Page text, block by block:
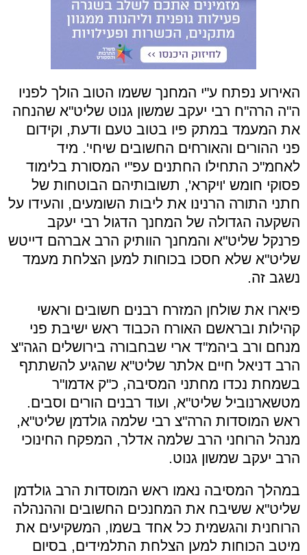
האירוע נפתח ע"י המחנך ששמו הטוב הולך לפניו
ה"ה הרה"ח רבי יעקב שמשון גנוט שליט"א שהנחה
את המעמד במתק פיו בטוב טעם ודעת, וקידום
פני ההורים והאורחים החשובים שיחי'. מיד
לאחמ"כ התחילו החתנים עפ"י המסורת בלימוד
פסוקי חומש 'ויקרא', תשובותיהם הבוטחות של
חתני התורה הרנינו את ליבות השומעים, והעידו על
השקעה הגדולה של המחנך הדגול רבי יעקב
פרנקל שליט"א והמחנך הוותיק הרב אברהם דייטש
שליט"א שלא חסכו בכוחות למען הצלחת מעמד
נשגב זה.
פיארו את שולחן המזרח רבנים חשובים וראשי
קהילות ובראשם האורח הכבוד ראש ישיבת פני
מנחם ורב ביהמ"ד ארי שבחבורה בירושלים הגה"צ
הרב דניאל חיים אלתר שליט"א שהגיע להשתתף
בשמחת נכדו מחתני המסיבה, כ"ק אדמו"ר
מטשארנוביל שליט"א, ועוד רבנים הורים וסבים.
ראש המוסדות הרה"צ רבי שלמה גולדמן שליט"א,
מנהל הרוחני הרב שלמה אדלר, המפקח החינוכי
הרב יעקב שמשון גנוט.
במהלך המסיבה נאמו ראש המוסדות הרב גולדמן
שליט"א ששיבח את המחנכים החשובים וההנהלה
הרוחנית והגשמית כל אחד בשמו, המשקיעים את
מיטב הכוחות למען הצלחת התלמידים, בסיום